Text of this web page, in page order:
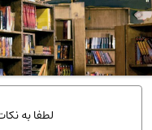
انگلیسی و زبان خارجی(14)
کودکان و نوجوانان(76)
کتب نادر و کمیاب(19)
روانشناسی(112)
طب گیاهی و سنتی(45)
لطفا به